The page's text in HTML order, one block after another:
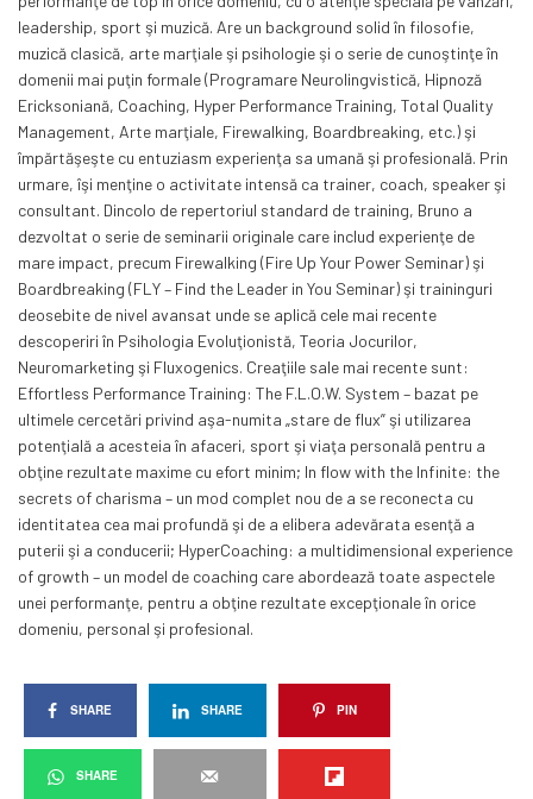
leadership, sport şi muzică. Are un background solid în filosofie,
muzică clasică, arte marţiale şi psihologie şi o serie de cunoştinţe în
domenii mai puţin formale (Programare Neurolingvistică, Hipnoză
Ericksoniană, Coaching, Hyper Performance Training, Total Quality
Management, Arte marţiale, Firewalking, Boardbreaking, etc.) şi
împărtăşeşte cu entuziasm experienţa sa umană şi profesională. Prin
urmare, îşi menţine o activitate intensă ca trainer, coach, speaker şi
consultant. Dincolo de repertoriul standard de training, Bruno a
dezvoltat o serie de seminarii originale care includ experienţe de
mare impact, precum Firewalking (Fire Up Your Power Seminar) şi
Boardbreaking (FLY – Find the Leader in You Seminar) şi traininguri
deosebite de nivel avansat unde se aplică cele mai recente
descoperiri în Psihologia Evoluţionistă, Teoria Jocurilor,
Neuromarketing şi Fluxogenics. Creaţiile sale mai recente sunt:
Effortless Performance Training: The F.L.O.W. System – bazat pe
ultimele cercetări privind aşa-numita „stare de flux” şi utilizarea
potenţială a acesteia în afaceri, sport şi viaţa personală pentru a
obţine rezultate maxime cu efort minim; In flow with the Infinite: the
secrets of charisma – un mod complet nou de a se reconecta cu
identitatea cea mai profundă şi de a elibera adevărata esenţă a
puterii şi a conducerii; HyperCoaching: a multidimensional experience
of growth – un model de coaching care abordează toate aspectele
unei performanţe, pentru a obţine rezultate excepţionale în orice
domeniu, personal şi profesional.
SHARE SHARE PIN
SHARE